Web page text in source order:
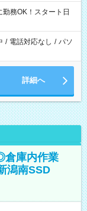
務OK！スタート日
/ 電話対応なし / パソ
詳細へ
倉庫内作業
潟南SSD